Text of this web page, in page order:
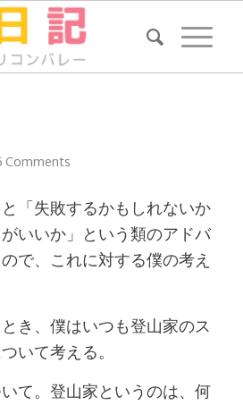
Comments
「失敗するかもしれないか
いいか」という類のアドバ
で、これに対する僕の考え
き、僕はいつも登山家のス
いて考える。
て。登山家というのは、何